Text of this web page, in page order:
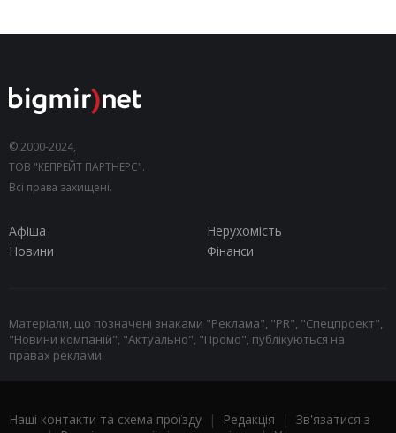
© 2000-2024,
ТОВ "КЕПРЕЙТ ПАРТНЕРС".
Всі права захищені.
Афіша
Нерухомість
Новини
Фінанси
Матеріали, що позначені знаками "Реклама", "PR", "Спецпроект",
"Новини компаній", "Актуально", "Промо", публікуються на
правах реклами.
Наші контакти та схема проїзду | Редакція | Зв'язатися з